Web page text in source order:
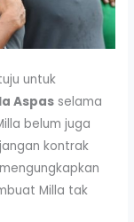
untuk
Aspas selama
belum juga
kontrak
Milla tak